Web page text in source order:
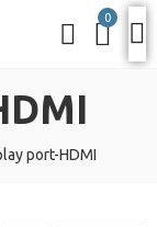
0
port-HDMI